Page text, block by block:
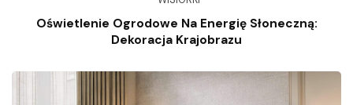
Oświetlenie Ogrodowe Na Energię Słoneczną:
Dekoracja Krajobrazu